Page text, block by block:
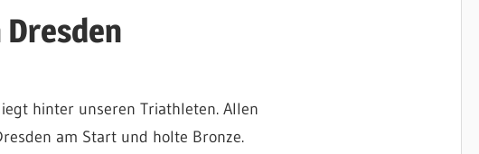
hinter unseren Triathleten. Allen
am Start und holte Bronze.